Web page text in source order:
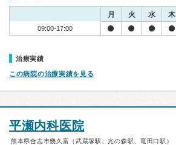
月 火 水 木
09:00-17:00
治療実績
この病院の治療実績を見る
平瀬内科医院
熊本県合志市幾久富（武蔵塚駅、光の森駅、竜田口駅）